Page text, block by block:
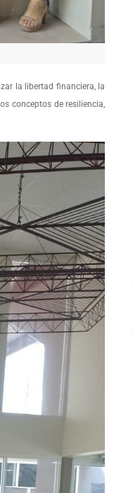
la libertad financiera, la
conceptos de resiliencia,